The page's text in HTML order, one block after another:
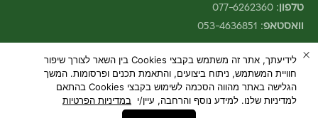
טלפון :
077-6262360
וואסטאפ:
053-4636851
© 2026 - ecoLove
לידיעתך, אתר זה משתמש בקבצי Cookies בין השאר לצורך שיפור
חוויית המשתמש, ניתוח ביצועים, והתאמת תכנים ופרסומות. המשך
הגלישה באתר מהווה הסכמה לשימוש בקבצי Cookies בהתאם
למדיניות שלנו. למידע נוסף והרחבה, עיין/י במדיניות הפרטיות